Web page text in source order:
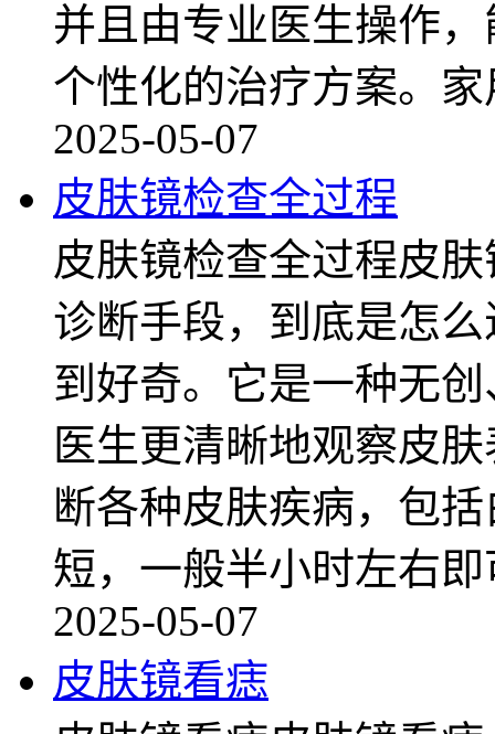
并且由专业医生操作
个性化的治疗方案。
2025-05-07
皮肤镜检查全过程
皮肤镜检查全过程皮
诊断手段，到底是怎
到好奇。它是一种无
医生更清晰地观察皮
断各种皮肤疾病，包
短，一般半小时左右
2025-05-07
皮肤镜看痣